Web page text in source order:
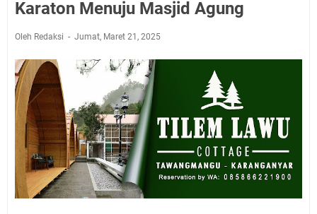
Karaton Menuju Masjid Agung
Oleh Redaksi Jumat, Maret 21, 2025